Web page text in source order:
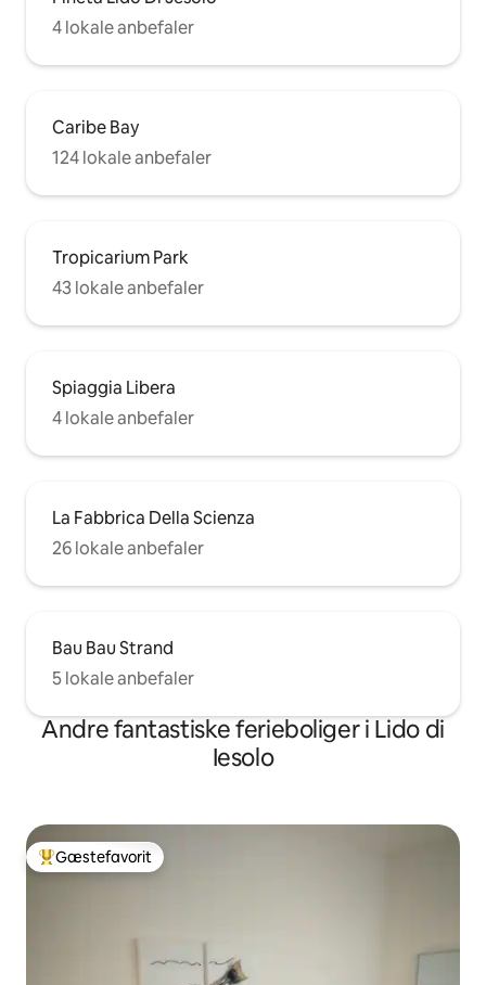
4 lokale anbefaler
Caribe Bay
124 lokale anbefaler
Tropicarium Park
43 lokale anbefaler
Spiaggia Libera
4 lokale anbefaler
La Fabbrica Della Scienza
26 lokale anbefaler
Bau Bau Strand
5 lokale anbefaler
Andre fantastiske ferieboliger i Lido di
Iesolo
Bedste gæstefavorit
Gæstefavorit